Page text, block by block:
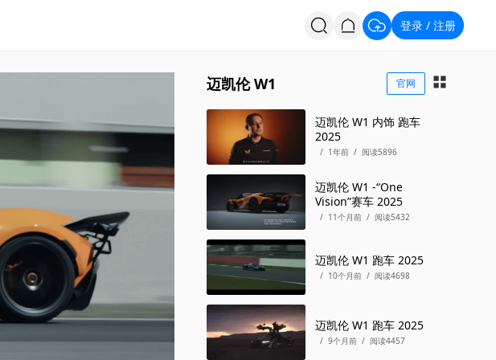
登录 / 注册
迈凯伦 W1 官网
迈凯伦 W1 内饰 跑车
2025
/ 1年前 / 阅读5896
迈凯伦 W1 -“One
Vision”赛车 2025
/ 11个月前 / 阅读5432
迈凯伦 W1 跑车 2025
/ 10个月前 / 阅读4698
迈凯伦 W1 跑车 2025
/ 9个月前 / 阅读4457